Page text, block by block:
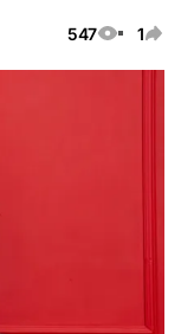
547 1